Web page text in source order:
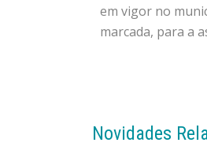
em vigor no
marcada, para a
Novidades